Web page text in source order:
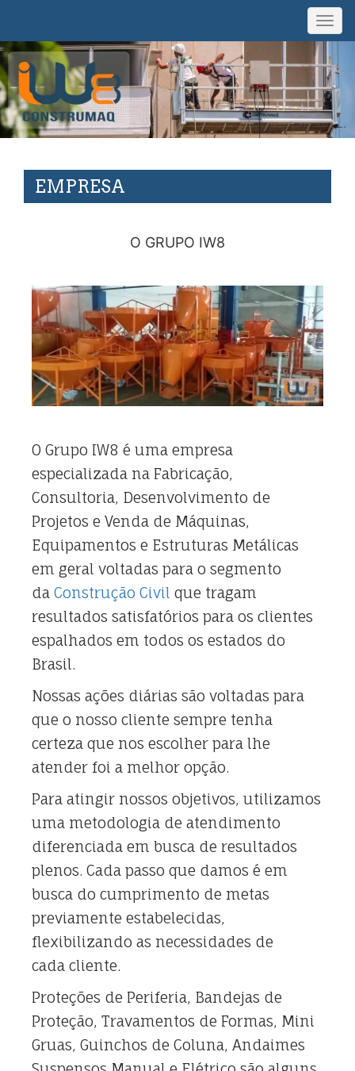
EMPRESA
O GRUPO IW8
O Grupo IW8 é uma empresa
especializada na Fabricação,
Consultoria, Desenvolvimento de
Projetos e Venda de Máquinas,
Equipamentos e Estruturas Metálicas
em geral voltadas para o segmento
da Construção Civil que tragam
resultados satisfatórios para os clientes
espalhados em todos os estados do
Brasil.
Nossas ações diárias são voltadas para
que o nosso cliente sempre tenha
certeza que nos escolher para lhe
atender foi a melhor opção.
Para atingir nossos objetivos, utilizamos
uma metodologia de atendimento
diferenciada em busca de resultados
plenos. Cada passo que damos é em
busca do cumprimento de metas
previamente estabelecidas,
flexibilizando as necessidades de
cada cliente.
Proteções de Periferia, Bandejas de
Proteção, Travamentos de Formas, Mini
Gruas, Guinchos de Coluna, Andaimes